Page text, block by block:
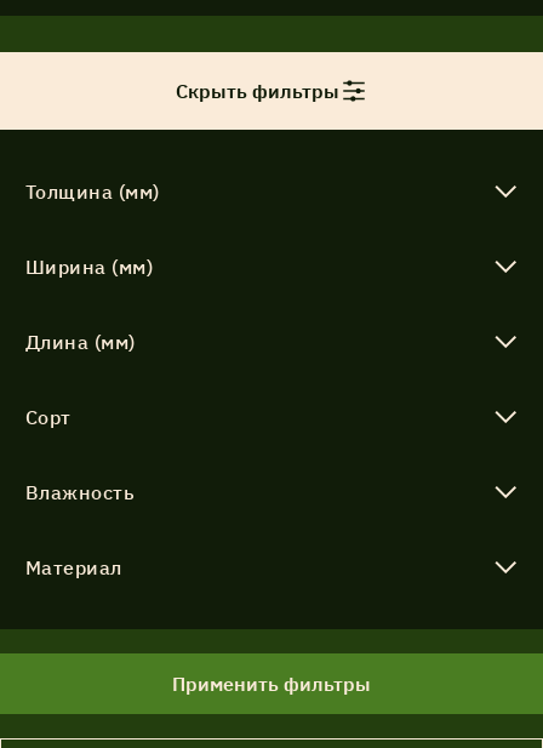
Скрыть фильтры
Толщина (мм)
Ширина (мм)
Длина (мм)
Сорт
Влажность
Материал
Применить фильтры
Соглашение об обработке